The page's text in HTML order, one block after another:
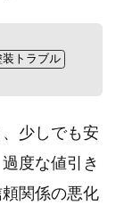
装トラブル
少しでも安
度な値引き
関係の悪化